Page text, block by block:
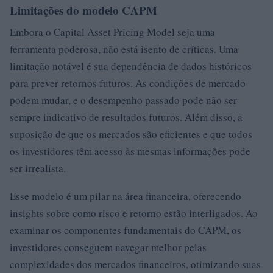
Limitações do modelo CAPM
Embora o Capital Asset Pricing Model seja uma
ferramenta poderosa, não está isento de críticas. Uma
limitação notável é sua dependência de dados históricos
para prever retornos futuros. As condições de mercado
podem mudar, e o desempenho passado pode não ser
sempre indicativo de resultados futuros. Além disso, a
suposição de que os mercados são eficientes e que todos
os investidores têm acesso às mesmas informações pode
ser irrealista.
Esse modelo é um pilar na área financeira, oferecendo
insights sobre como risco e retorno estão interligados. Ao
examinar os componentes fundamentais do CAPM, os
investidores conseguem navegar melhor pelas
complexidades dos mercados financeiros, otimizando suas